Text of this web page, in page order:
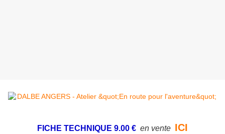
FICHE TECHNIQUE 9.00 € en vente ICI